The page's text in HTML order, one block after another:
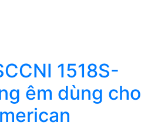
1518S-
êm dùng cho